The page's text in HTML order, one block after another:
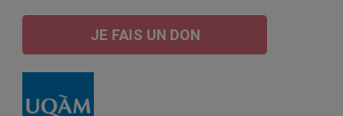
JE FAIS UN DON